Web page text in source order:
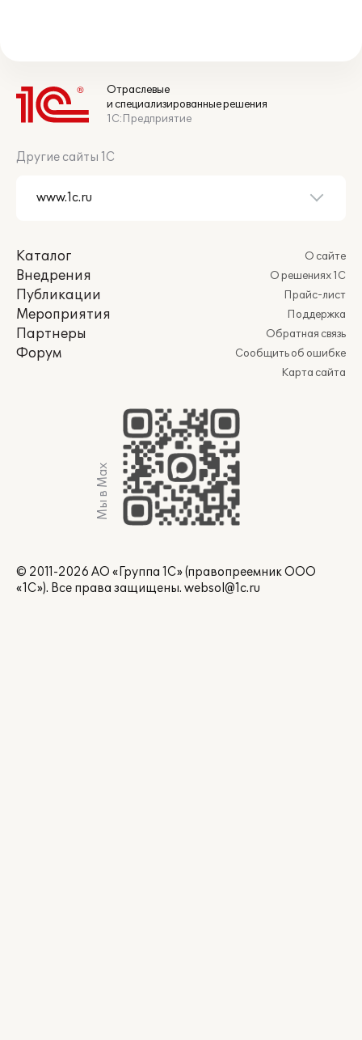
Отраслевые
и специализированные решения
1С:Предприятие
Другие сайты 1С
Каталог
Внедрения
Публикации
Мероприятия
Партнеры
Форум
О сайте
О решениях 1С
Прайс-лист
Поддержка
Обратная связь
Сообщить об ошибке
Карта сайта
Мы в Max
© 2011-2026 АО «Группа 1С» (правопреемник ООО
«1С»). Все права защищены. websol@1c.ru